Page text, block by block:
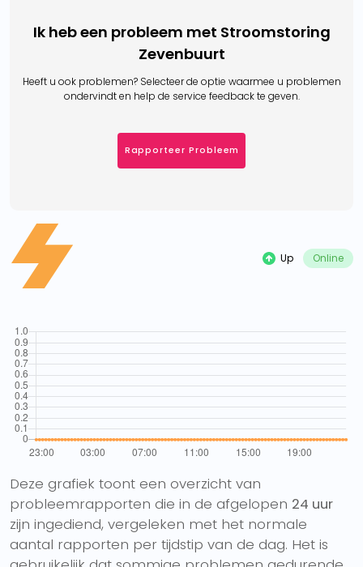
Ik heb een probleem met Stroomstoring
Zevenbuurt
Heeft u ook problemen? Selecteer de optie waarmee u problemen
ondervindt en help de service feedback te geven.
Rapporteer Probleem
Up Online
Deze grafiek toont een overzicht van
probleemrapporten die in de afgelopen 24 uur
zijn ingediend, vergeleken met het normale
aantal rapporten per tijdstip van de dag. Het is